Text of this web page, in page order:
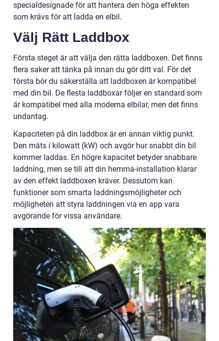
specialdesignade för att hantera den höga effekten
som krävs för att ladda en elbil.
Välj Rätt Laddbox
Första steget är att välja den rätta laddboxen. Det finns
flera saker att tänka på innan du gör ditt val. För det
första bör du säkerställa att laddboxen är kompatibel
med din bil. De flesta laddboxar följer en standard som
är kompatibel med alla moderna elbilar, men det finns
undantag.
Kapaciteten på din laddbox är en annan viktig punkt.
Den mäts i kilowatt (kW) och avgör hur snabbt din bil
kommer laddas. En högre kapacitet betyder snabbare
laddning, men se till att din hemma-installation klarar
av den effekt laddboxen kräver. Dessutom kan
funktioner som smarta laddningsmöjligheter och
möjligheten att styra laddningen via en app vara
avgörande för vissa användare.